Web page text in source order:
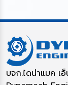
บจก.ไดน่าแมค เ